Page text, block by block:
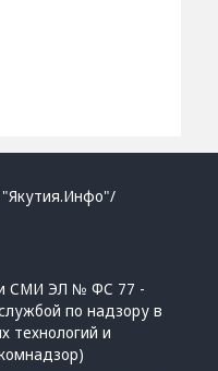
"Якутия.Инфо"/
СМИ ЭЛ № ФС 77 -
по надзору в
технологий и